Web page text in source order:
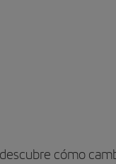
cómo